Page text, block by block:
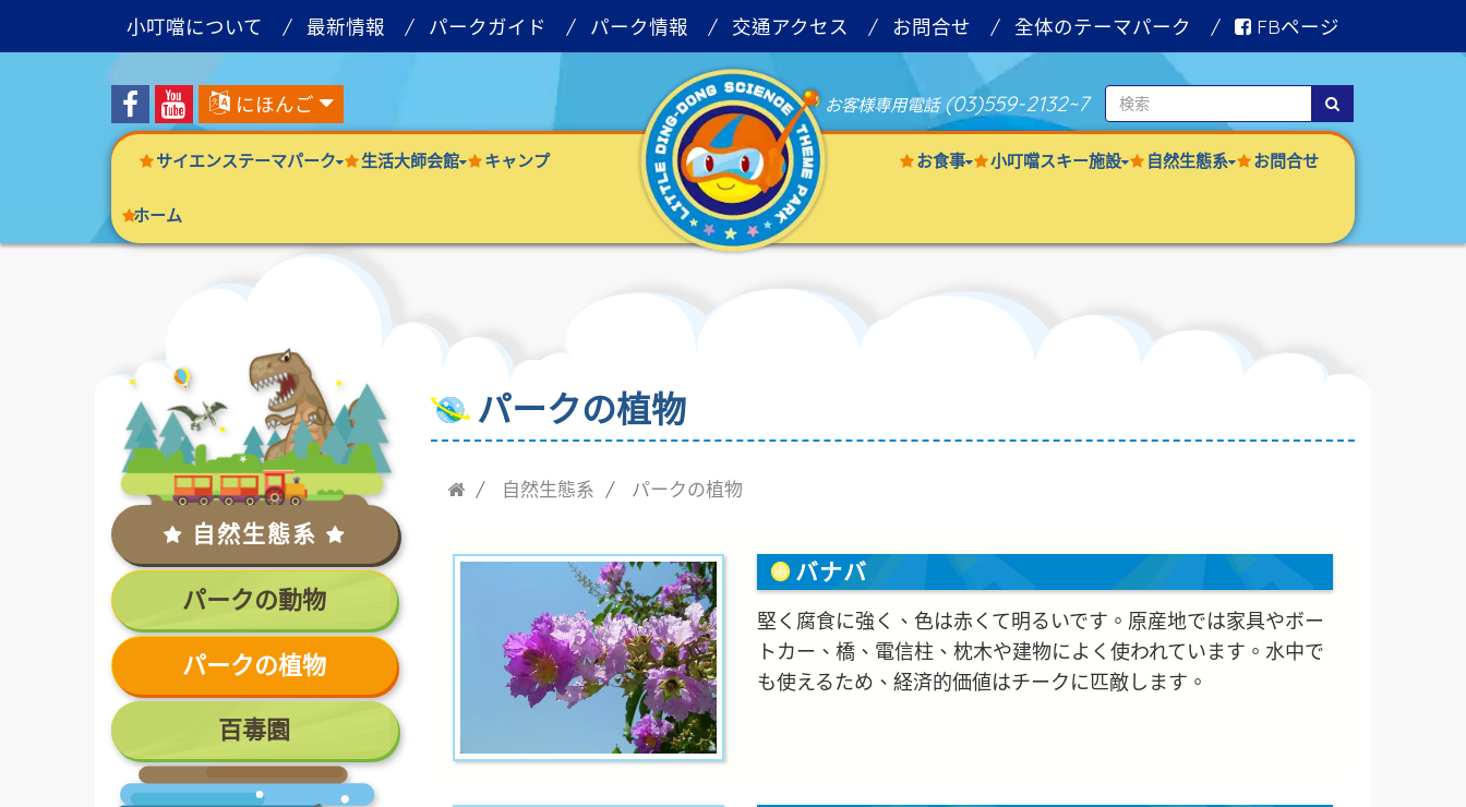
小叮噹について 最新情報 パークガイド パーク情報 交通アクセス お問合せ 全体のテーマパーク FBページ
にほんご お客様専用電話 (03)559-2132~7
サイエンステーマパーク 生活大師会館 キャンプ お食事 小叮噹スキー施設 自然生態系 お問合せ
ホーム
自然生態系
パークの動物
パークの植物
百毒園
パークの植物
自然生態系 パークの植物
バナバ
堅く腐食に強く、色は赤くて明るいです。原産地では家具やボー
トカー、橋、電信柱、枕木や建物によく使われています。水中で
も使えるため、経済的価値はチークに匹敵します。